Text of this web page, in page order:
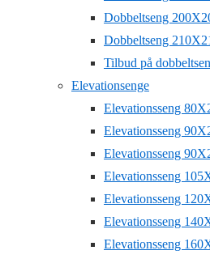
Dobbeltseng
Dobbeltseng
Tilbud på
Elevationsenge
Elevationsseng
Elevationsseng
Elevationsseng
Elevationsseng
Elevationsseng
Elevationsseng
Elevationsseng